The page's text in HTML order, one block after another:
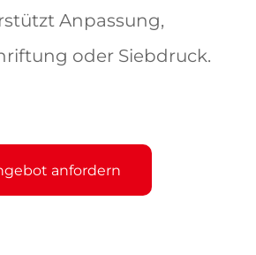
Anpassung,
oder Siebdruck.
anfordern